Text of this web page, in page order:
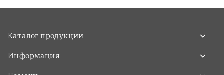
Каталог продукции
Информация